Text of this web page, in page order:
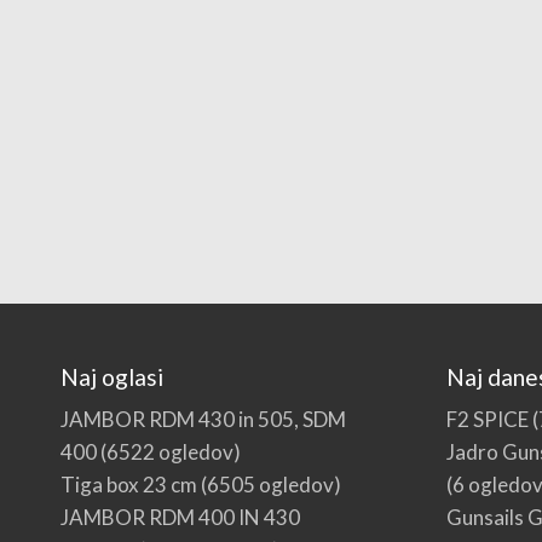
Naj oglasi
JAMBOR RDM 430 in 505, SDM
400(6522 ogledov)
Tiga box 23 cm (6505 ogledov)
JAMBOR RDM 400 IN 430
Naj
F2 SPICE
Jadro
(6
Gunsails